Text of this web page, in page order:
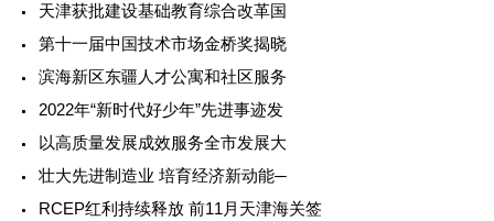
天津获批建设基础教育综合改革国
第十一届中国技术市场金桥奖揭晓
滨海新区东疆人才公寓和社区服务
2022年“新时代好少年”先进事迹发
以高质量发展成效服务全市发展大
壮大先进制造业 培育经济新动能─
RCEP红利持续释放 前11月天津海关签